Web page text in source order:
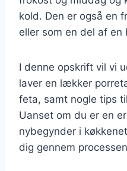
kold. Den er også en
eller som en del af en
I denne opskrift vil vi
laver en lækker
feta, samt nogle tips
Uanset om du er en
nybegynder i
dig gennem